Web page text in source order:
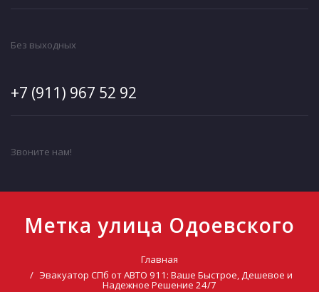
Без выходных
+7 (911) 967 52 92
Звоните нам!
Метка улица Одоевского
Главная
Эвакуатор СПб от АВТО 911: Ваше Быстрое, Дешевое и
Надежное Решение 24/7